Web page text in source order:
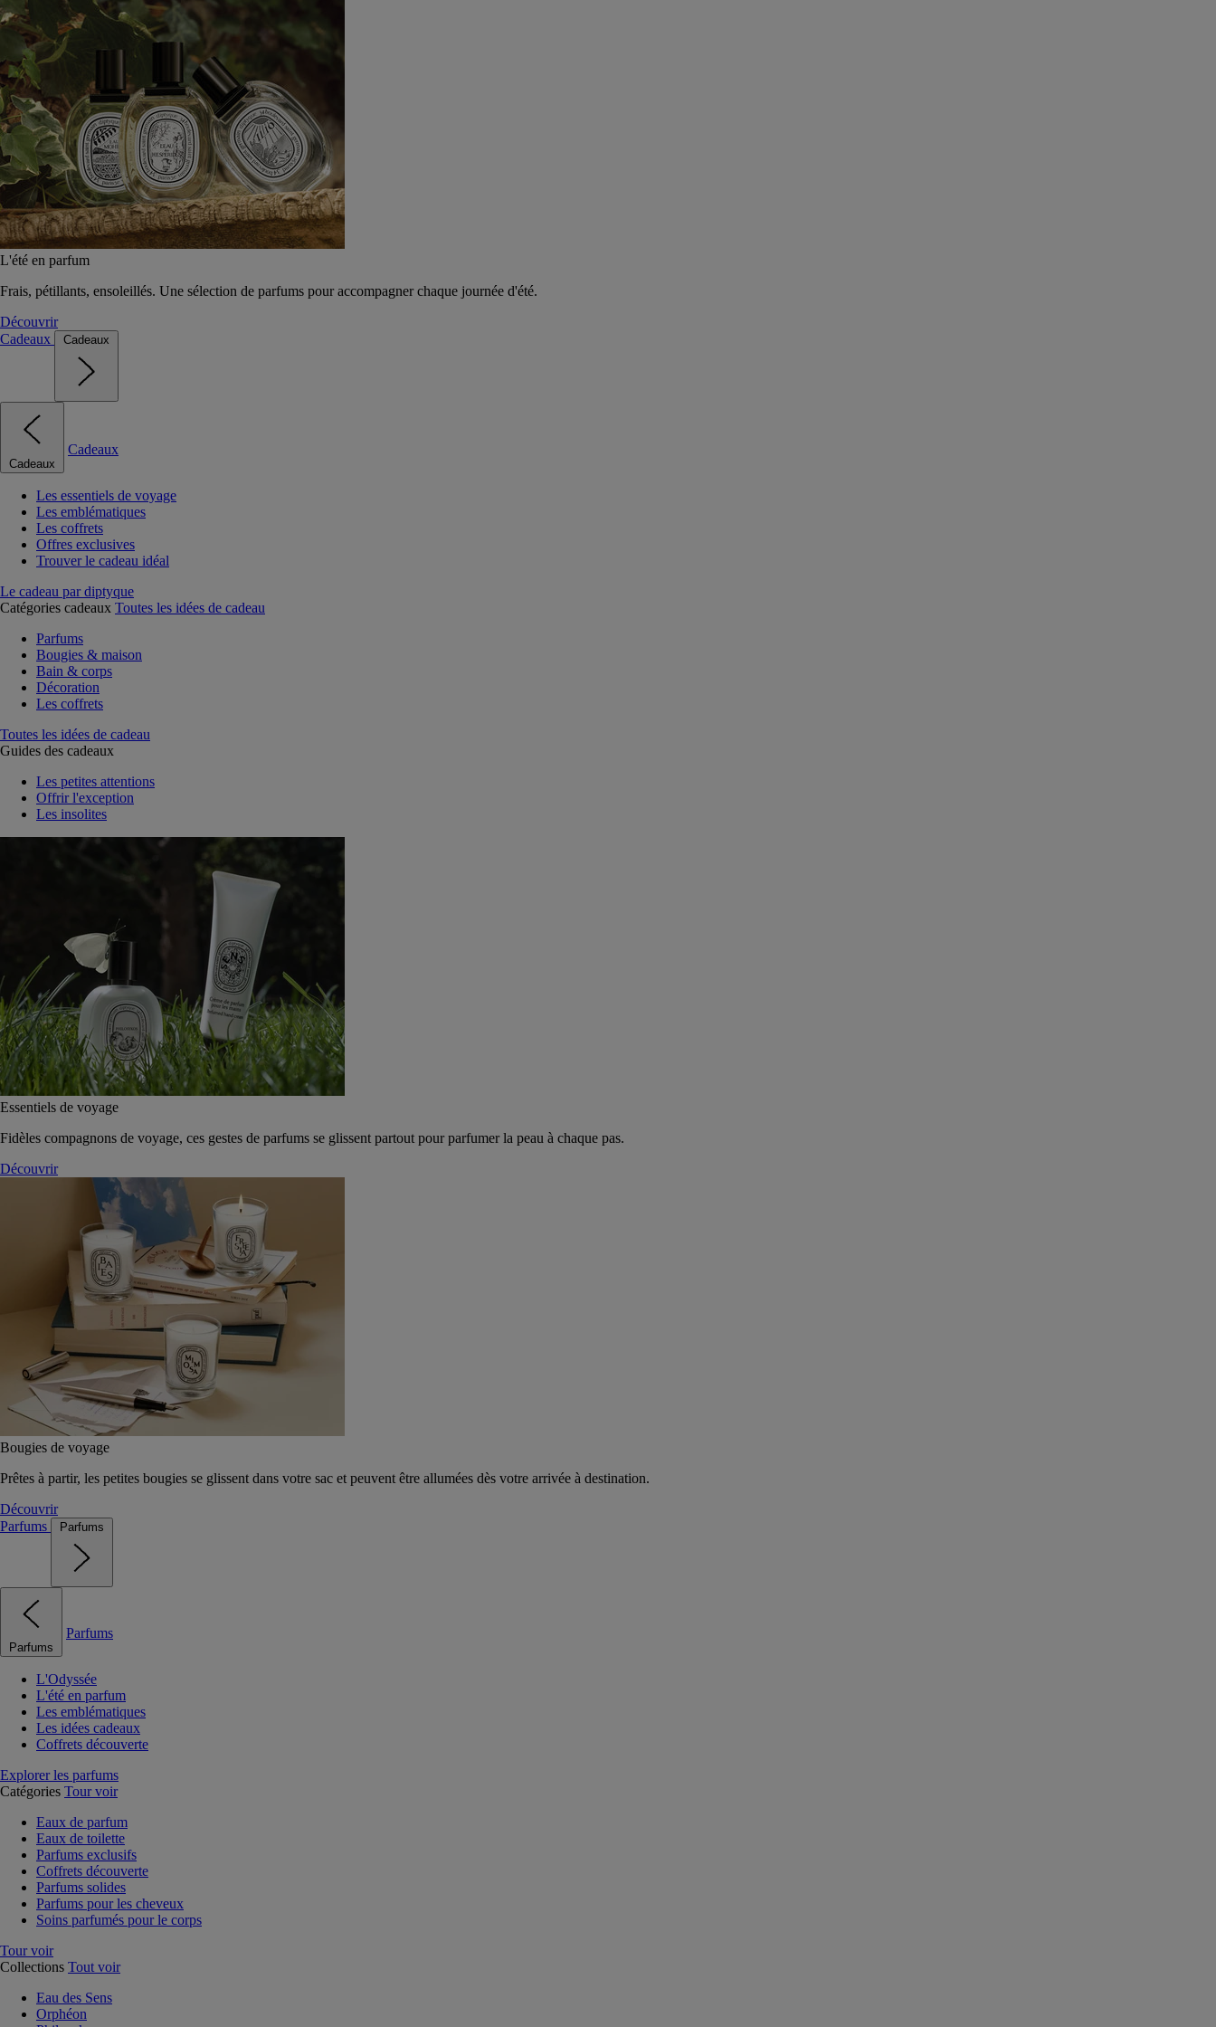
L'été en parfum
Frais, pétillants, ensoleillés. Une sélection de parfums pour accompagner chaque journée d'été.
Découvrir
Cadeaux
Cadeaux
Cadeaux
Cadeaux
Les essentiels de voyage
Les emblématiques
Les coffrets
Offres exclusives
Trouver le cadeau idéal
Le cadeau par diptyque
Catégories cadeaux Toutes les idées de cadeau
Parfums
Bougies & maison
Bain & corps
Décoration
Les coffrets
Toutes les idées de cadeau
Guides des cadeaux
Les petites attentions
Offrir l'exception
Les insolites
Essentiels de voyage
Fidèles compagnons de voyage, ces gestes de parfums se glissent partout pour parfumer la peau à chaque pas.
Découvrir
Bougies de voyage
Prêtes à partir, les petites bougies se glissent dans votre sac et peuvent être allumées dès votre arrivée à destination.
Découvrir
Parfums
Parfums
Parfums
Parfums
L'Odyssée
L'été en parfum
Les emblématiques
Les idées cadeaux
Coffrets découverte
Explorer les parfums
Catégories Tour voir
Eaux de parfum
Eaux de toilette
Parfums exclusifs
Coffrets découverte
Parfums solides
Parfums pour les cheveux
Soins parfumés pour le corps
Tour voir
Collections Tout voir
Eau des Sens
Orphéon